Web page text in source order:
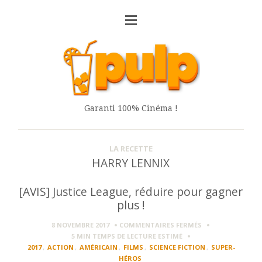
Garanti 100% Cinéma !
LA RECETTE
HARRY LENNIX
[AVIS] Justice League, réduire pour gagner
plus !
8 NOVEMBRE 2017 COMMENTAIRES FERMÉS SUR
JUSTICE
5 MIN TEMPS DE LECTURE ESTIMÉ
2017, ACTION , AMÉRICAIN , FILMS , SCIENCE FICTION , SUPER-
HÉROS